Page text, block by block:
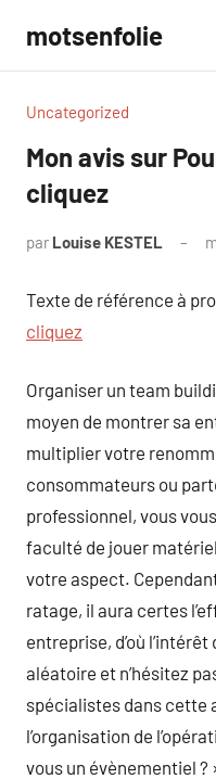
contenu
motsenfolie
Uncategorized
Mon avis sur
cliquez
par Louise KESTEL
Texte de référence à
cliquez
Organiser un team
moyen de montrer sa
multiplier votre
consommateurs ou
professionnel, vous
faculté de jouer
votre aspect.
ratage, il aura certes
entreprise, d’où
aléatoire et n’hésitez
spécialistes dans cette
l’organisation de
vous un évènementiel ?